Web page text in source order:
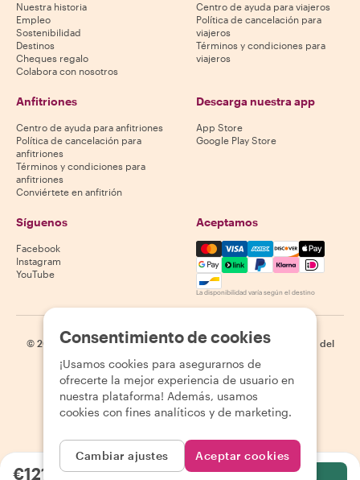
€121.52por persona
Nuestra historia
Empleo
Sostenibilidad
Destinos
Cheques regalo
Colabora con nosotros
Centro de ayuda para viajeros
Política de cancelación para
viajeros
Términos y condiciones para
viajeros
Anfitriones
Centro de ayuda para anfitriones
Política de cancelación para
anfitriones
Términos y condiciones para
anfitriones
Conviértete en anfitrión
Descarga nuestra app
App Store
Google Play Store
Síguenos
Facebook
Instagram
YouTube
Aceptamos
Mastercard, Visa, Amex,
La disponibilidad varía según el destino
© 2026 Withlocals.com | Política de privacidad | Cookies
Mapa del
Consentimiento de cookies
¡Usamos cookies para asegurarnos de
ofrecerte la mejor experiencia de usuario en
nuestra plataforma! Además, usamos
cookies con fines analíticos y de marketing.
Cambiar ajustes Aceptar cookies